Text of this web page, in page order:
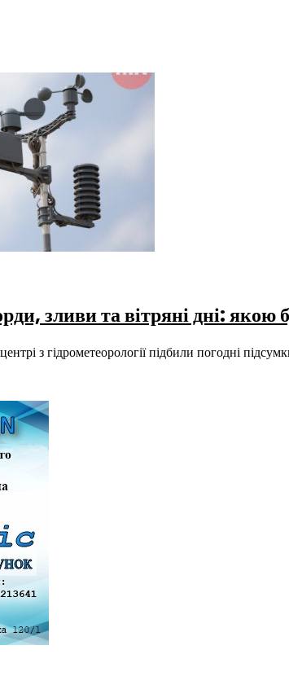
зливи та вітряні дні: якою
з гідрометеорології підбили погодні